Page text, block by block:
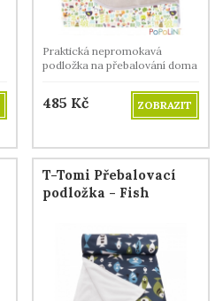
Praktická nepromokavá
podložka na přebalování doma
485 Kč ZOBRAZIT
T-Tomi Přebalovací
podložka - Fish